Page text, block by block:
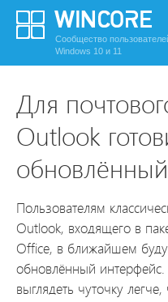
Сообщество
Windows 10 и 11
Для
Outlook
Пользователям
Outlook, входящего в
Office, в ближайшем
обновлённый
выглядеть чуточку